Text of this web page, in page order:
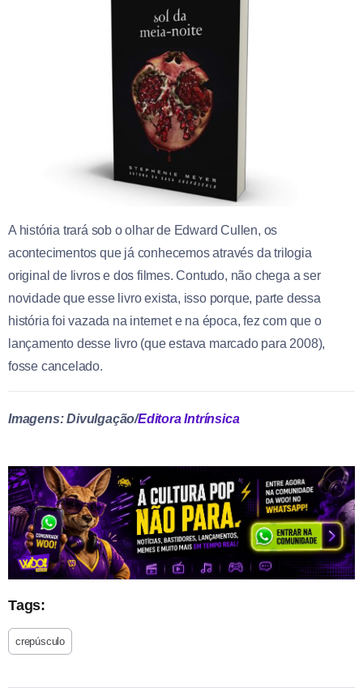
A história trará sob o olhar de Edward Cullen, os
acontecimentos que já conhecemos através da trilogia
original de livros e dos filmes. Contudo, não chega a ser
novidade que esse livro exista, isso porque, parte dessa
história foi vazada na internet e na época, fez com que o
lançamento desse livro (que estava marcado para 2008),
fosse cancelado.
Imagens: Divulgação/Editora Intrínsica
Tags:
crepúsculo